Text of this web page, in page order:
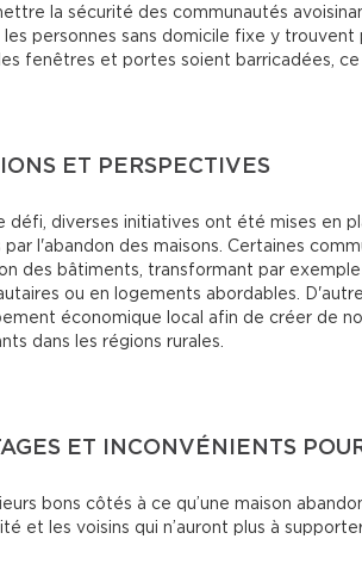
la sécurité des communautés
les personnes sans domicile fixe y
fenêtres et portes soient barricadées,
ET PERSPECTIVES
défi, diverses initiatives ont été mises en
par l'abandon des maisons. Certaines
des bâtiments, transformant par
ou en logements abordables.
économique local afin de créer de
dans les régions rurales.
ET INCONVÉNIENTS
bons côtés à ce qu’une maison
et les voisins qui n’auront plus à